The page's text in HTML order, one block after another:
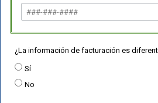
¿La información de facturación es
Sí
No